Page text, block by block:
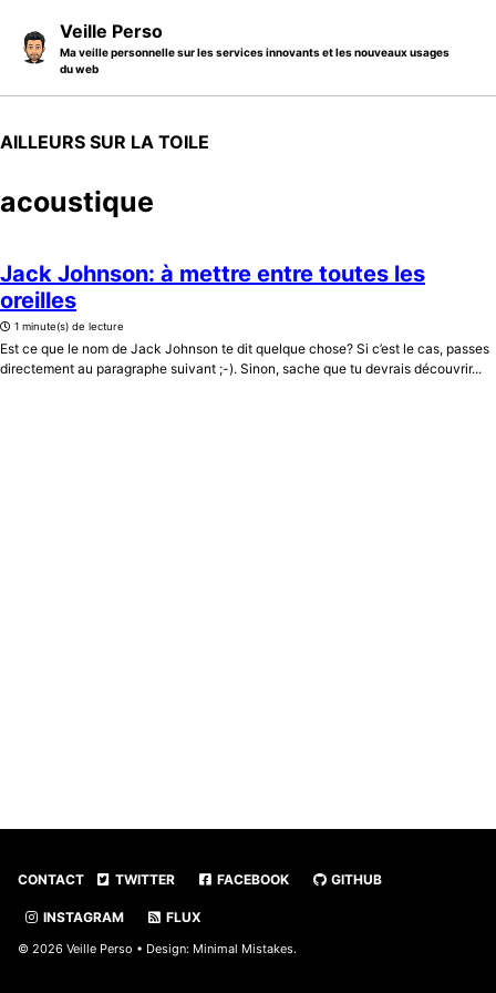
Veille Perso
Ma veille personnelle sur les services innovants et les nouveaux usages
du web
AILLEURS SUR LA TOILE
acoustique
Jack Johnson: à mettre entre toutes les
oreilles
1 minute(s) de lecture
Est ce que le nom de Jack Johnson te dit quelque chose? Si c’est le cas, passes
directement au paragraphe suivant ;-). Sinon, sache que tu devrais découvrir...
CONTACT TWITTER FACEBOOK GITHUB
INSTAGRAM FLUX
© 2026 Veille Perso • Design: Minimal Mistakes.